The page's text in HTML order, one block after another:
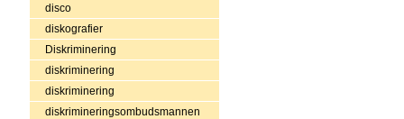
disco
diskografier
Diskriminering
diskriminering
diskriminering
diskrimineringsombudsmannen